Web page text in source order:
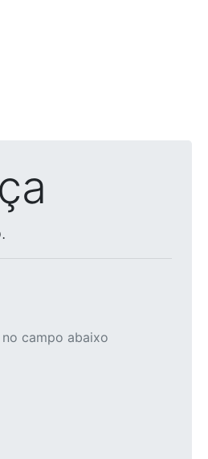
campo abaixo